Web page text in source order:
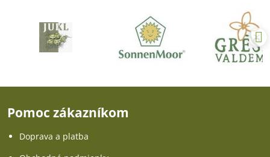
Pomoc zákazníkom
Doprava a platba